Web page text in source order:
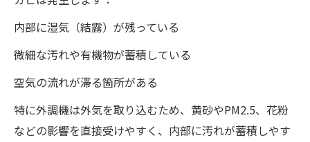
内部に湿気（結露）が残っている
微細な汚れや有機物が蓄積している
空気の流れが滞る箇所がある
特に外調機は外気を取り込むため、黄砂やPM2.5、花粉
などの影響を直接受けやすく、内部に汚れが蓄積しやす